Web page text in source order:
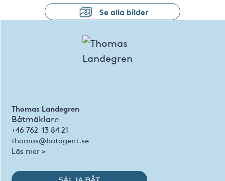
Se alla bilder
Thomas Landegren
Båtmäklare
+46 762-13 84 21
thomas@batagent.se
Läs mer >